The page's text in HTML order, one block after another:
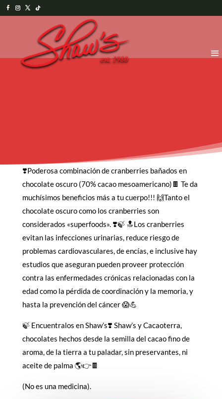
❣️Poderosa combinación de cranberries bañados en
chocolate oscuro (70% cacao mesoamericano)🍫 Te da
muchísimos beneficios más a tu cuerpo!!! 🙌Tanto el
chocolate oscuro como los cranberries son
considerados «superfoods». ❣️🍃 🔝Los cranberries
evitan las infecciones urinarias, reduce riesgo de
problemas cardiovasculares, de encías, e inclusive hay
estudios que aseguran pueden proveer protección
contra las enfermedades crónicas relacionadas con la
edad como la pérdida de coordinación y la memoria, y
hasta la prevención del cáncer 😱💪
🍃 Encuentralos en Shaw’s❣️ Shaw’s y Cacaoterra,
chocolates hechos desde la semilla del cacao fino de
aroma, de la tierra a tu paladar, sin preservantes, ni
aceite de palma 🌎👉🍫
(No es una medicina).